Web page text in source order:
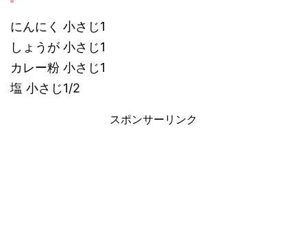
にんにく 小さじ1
しょうが 小さじ1
カレー粉 小さじ1
塩 小さじ1/2
スポンサーリンク